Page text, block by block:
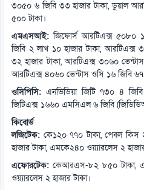
৩০৫০ ৬ জিবি ৩৩ হাজার টাকা, ডুয়াল
৫০০ টাকা।
এমএসআই: জিফোর্স আরটিএক্স ৫০৮০
জিবি ২ লাখ ১০ হাজার টাকা, আরটিএক্স
৩২ হাজার টাকা, আরটিএক্স ৩০৬০
আরটিএক্স ৪০৬০ ভেন্টাস ওসি ১৬ জিবি ৬৭
ওসিপিসি: এনভিডিয়া জিটি ৭৩০ ৪
জিটিএক্স ১৬৬০ এমসিএল ৬ জিবি
কিবোর্ড
লজিটেক: কে১২০ ৭৭০ টাকা, পেবল কিস
হাজার টাকা, এমকে২৪০ ওয়্যারলেস ২
এফোরটেক: কেআরএস-৮২ ৮৫০ টাকা,
ওয়্যারলেস ২ হাজার টাকা।